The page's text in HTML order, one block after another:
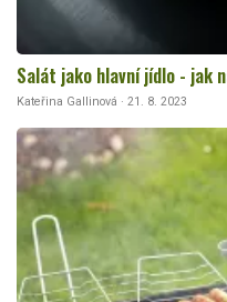
Salát jako hlavní jídlo - jak
Kateřina Gallinová · 21. 8. 2023